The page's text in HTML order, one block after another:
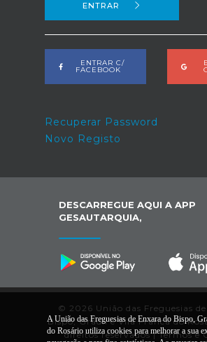
ENTRAR
ENTRAR C/
FACEBOOK
Recuperar Password
Novo Registo
DESCARREGUE AQUI A APP
GESAUTARQUIA,
© 2026 União das Freguesias
Bispo, Gradil e Vila Franca do
direitos reservados |Termos e
A União das Freguesias de Enxara do Bispo,
do Rosário utiliza cookies para melhorar a sua